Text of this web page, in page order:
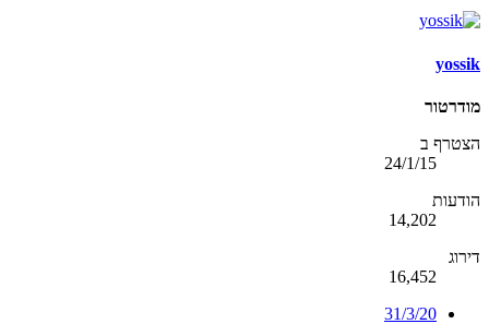
yossik
מודרטור
הצטרף ב
24/1/15
הודעות
14,202
דירוג
16,452
31/3/20